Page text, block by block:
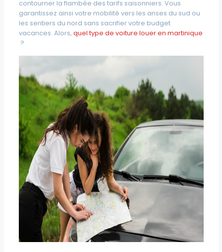
contourner la flambée des tarifs saisonniers. Vous
garantissez ainsi votre mobilité vers les anses du sud ou
les sentiers du nord sans sacrifier votre budget
vacances. Alors, quel type de voiture louer en martinique
?